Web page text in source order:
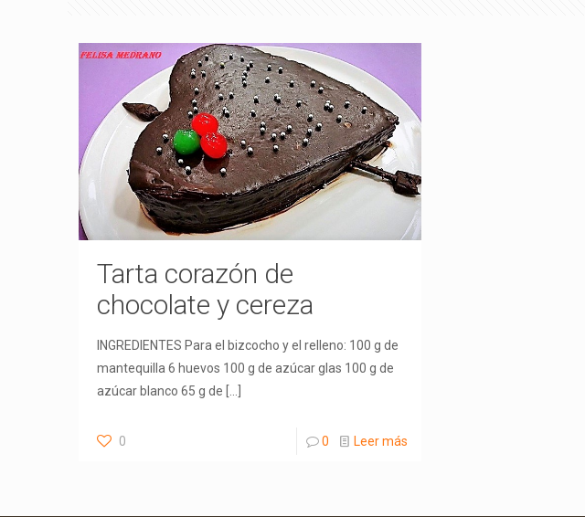
Tarta corazón de
chocolate y cereza
INGREDIENTES Para el bizcocho y el relleno: 100 g de
mantequilla 6 huevos 100 g de azúcar glas 100 g de
azúcar blanco 65 g de […]
0 0 Leer más